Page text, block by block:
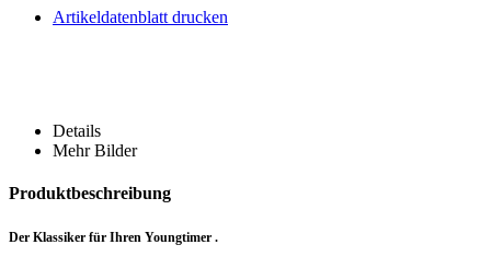
Artikeldatenblatt drucken
Details
Mehr Bilder
Produktbeschreibung
Der Klassiker für Ihren Youngtimer .